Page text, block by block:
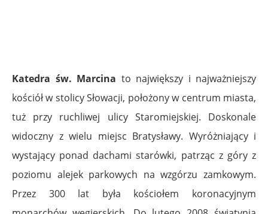
Katedra św. Marcina to największy i najważniejszy
kościół w stolicy Słowacji, położony w centrum miasta,
tuż przy ruchliwej ulicy Staromiejskiej. Doskonale
widoczny z wielu miejsc Bratysławy. Wyróżniający i
wystający ponad dachami starówki, patrząc z góry z
poziomu alejek parkowych na wzgórzu zamkowym.
Przez 300 lat była kościołem koronacyjnym